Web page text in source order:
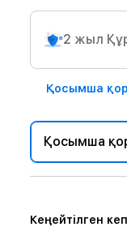
2 жыл
Қосымша
Қосымша
Кеңейтілген